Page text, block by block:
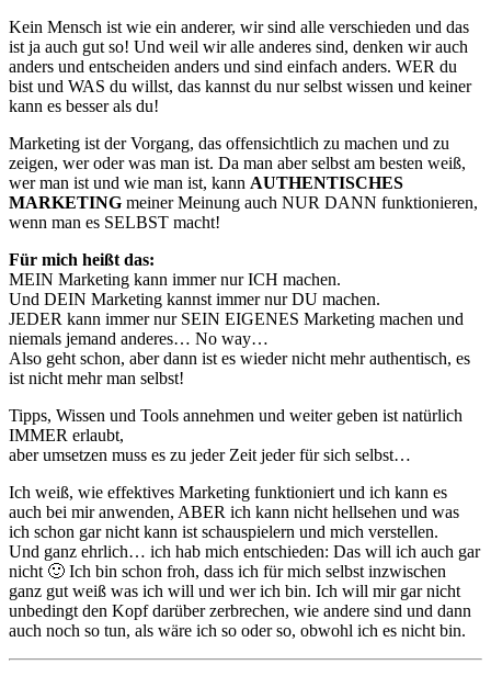
Kein Mensch ist wie ein anderer, wir sind alle verschieden und das
ist ja auch gut so! Und weil wir alle anderes sind, denken wir auch
anders und entscheiden anders und sind einfach anders. WER du
bist und WAS du willst, das kannst du nur selbst wissen und keiner
kann es besser als du!
Marketing ist der Vorgang, das offensichtlich zu machen und zu
zeigen, wer oder was man ist. Da man aber selbst am besten weiß,
wer man ist und wie man ist, kann AUTHENTISCHES
MARKETING meiner Meinung auch NUR DANN funktionieren,
wenn man es SELBST macht!
Für mich heißt das:
MEIN Marketing kann immer nur ICH machen.
Und DEIN Marketing kannst immer nur DU machen.
JEDER kann immer nur SEIN EIGENES Marketing machen und
niemals jemand anderes… No way…
Also geht schon, aber dann ist es wieder nicht mehr authentisch, es
ist nicht mehr man selbst!
Tipps, Wissen und Tools annehmen und weiter geben ist natürlich
IMMER erlaubt,
aber umsetzen muss es zu jeder Zeit jeder für sich selbst…
Ich weiß, wie effektives Marketing funktioniert und ich kann es
auch bei mir anwenden, ABER ich kann nicht hellsehen und was
ich schon gar nicht kann ist schauspielern und mich verstellen.
Und ganz ehrlich… ich hab mich entschieden: Das will ich auch gar
nicht 🙂 Ich bin schon froh, dass ich für mich selbst inzwischen
ganz gut weiß was ich will und wer ich bin. Ich will mir gar nicht
unbedingt den Kopf darüber zerbrechen, wie andere sind und dann
auch noch so tun, als wäre ich so oder so, obwohl ich es nicht bin.